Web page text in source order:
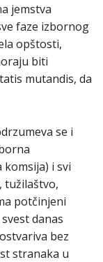
jemstva
faze izbornog
opštosti,
biti
mutandis, da
se i
i svi
tužilaštvo,
potčinjeni
danas
bez
stranaka u